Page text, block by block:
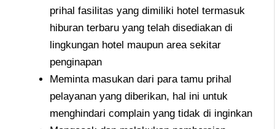
prihal fasilitas yang dimiliki hotel termasuk
hiburan terbaru yang telah disediakan di
lingkungan hotel maupun area sekitar
penginapan
Meminta masukan dari para tamu prihal
pelayanan yang diberikan, hal ini untuk
menghindari complain yang tidak di inginkan